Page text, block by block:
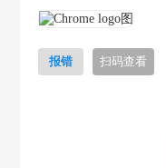
报错 扫码查看